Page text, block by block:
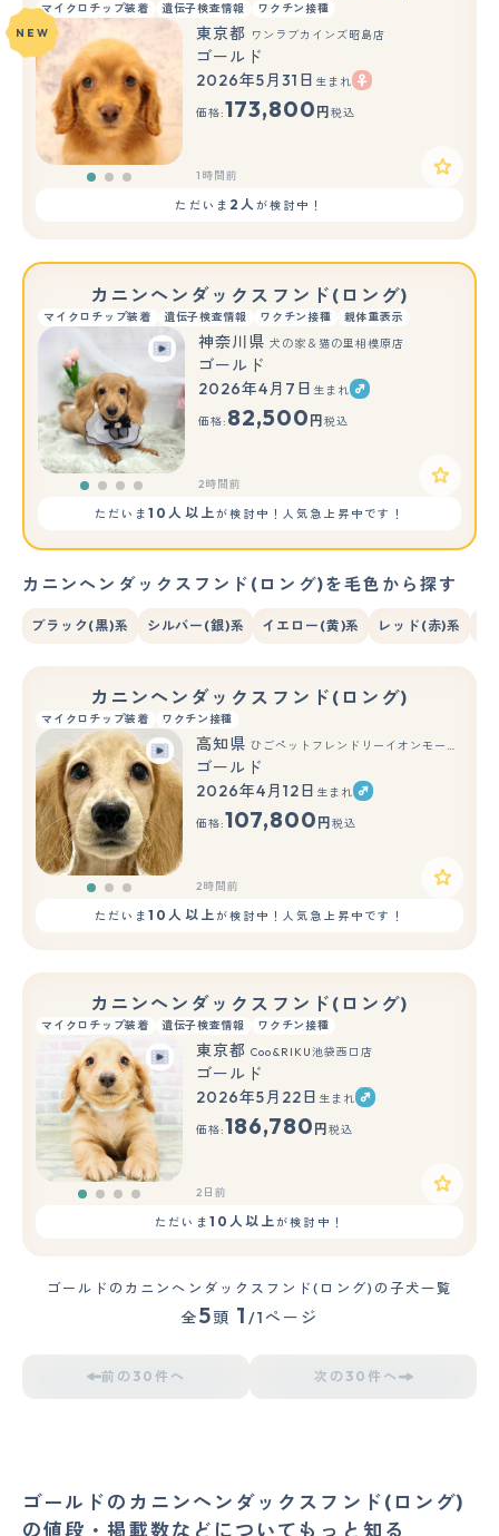
マイクロチップ装着 遺伝子検査情報 ワクチン接種
もっと見る
NEW 東京都 ワンラブカインズ昭島店
ゴールド
2026年5月31日 生まれ
価格:173,800 円 税込
1時間前
ただいま 2人が検討中！
カニンヘンダックスフンド(ロング)
マイクロチップ装着 遺伝子検査情報 ワクチン接種 親体重表示
神奈川県 犬の家＆猫の里相模原店
ゴールド
2026年4月7日 生まれ
価格: 82,500 円 税込
2時間前
ただいま10人以上が検討中！人気急上昇中です！
カニンヘンダックスフンド(ロング)を毛色から探す
ブラック(黒)系 シルバー(銀)系 イエロー(黄)系 レッド(赤)系
カニンヘンダックスフンド(ロング)
マイクロチップ装着 ワクチン接種
もっと見る
高知県 ひごペットフレンドリーイオンモール高知店
ゴールド
2026年4月12日 生まれ
価格:107,800 円 税込
2時間前
ただいま10人以上が検討中！人気急上昇中です！
カニンヘンダックスフンド(ロング)
マイクロチップ装着 遺伝子検査情報 ワクチン接種
東京都 Coo&RIKU池袋西口店
ゴールド
2026年5月22日 生まれ
価格:186,780 円 税込
2日前
ただいま 10人以上が検討中！
ゴールドのカニンヘンダックスフンド(ロング)の子犬一覧
全5頭 1 /1ページ
前の30件へ 次の30件へ
ゴールドのカニンヘンダックスフンド(ロング)
の値段・掲載数などについてもっと知る